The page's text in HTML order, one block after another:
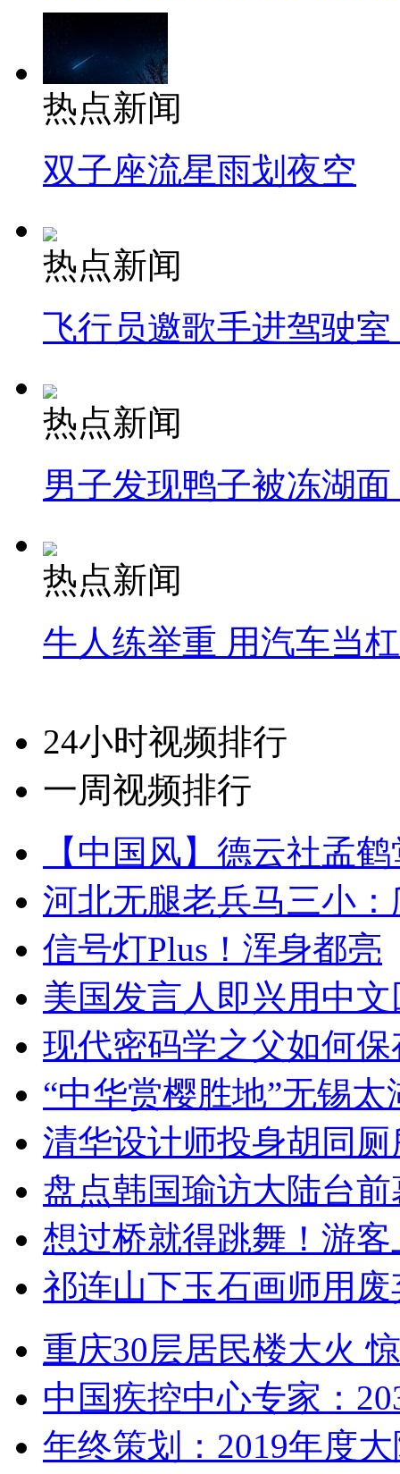
热点新闻
双子座流星雨划夜空
热点新闻
飞行员邀歌手进驾驶
热点新闻
男子发现鸭子被冻湖
热点新闻
牛人练举重 用汽车当
24小时视频排行
一周视频排行
【中国风】德云社孟
河北无腿老兵马三小
信号灯Plus！浑身都亮
美国发言人即兴用中
现代密码学之父如何
“中华赏樱胜地”无锡
清华设计师投身胡同
盘点韩国瑜访大陆台
想过桥就得跳舞！游客
祁连山下玉石画师用
重庆30层居民楼大火
中国疾控中心专家：
年终策划：2019年度